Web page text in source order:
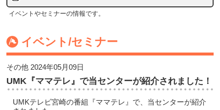
イベントやセミナーの情報です。
イベント/セミナー
その他 2024年05月09日
UMK『ママテレ』で当センターが紹介されました！
UMKテレビ宮崎の番組『ママテレ』で、当センターが紹介